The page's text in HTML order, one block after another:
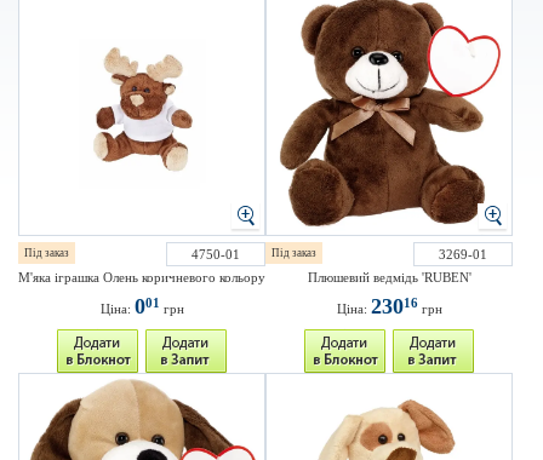
Під заказ
4750-01
М'яка іграшка Олень коричневого кольору
Ціна: 001 грн
Під заказ
3269-01
Плюшевий ведмідь 'RUBEN'
Ціна: 23016грн